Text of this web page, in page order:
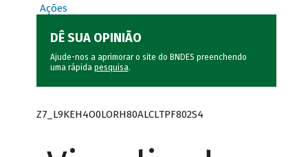
Ações
DÊ SUA OPINIÃO
Ajude-nos a aprimorar o site do BNDES preenchendo
uma rápida pesquisa.
Z7_L9KEH4O0LORH80ALCLTPF802S4